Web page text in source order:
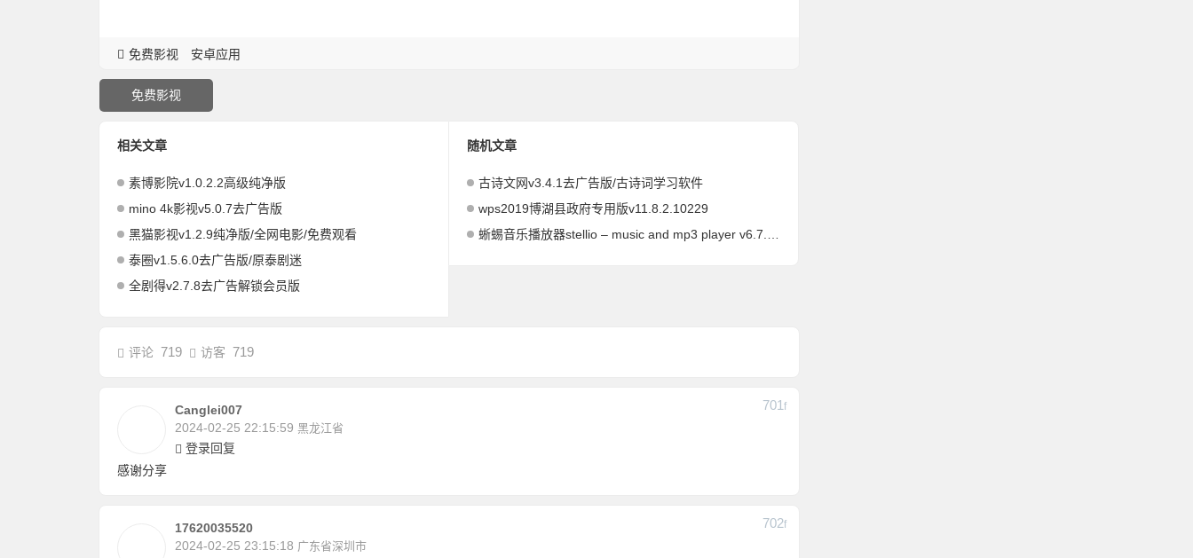
免费影视 安卓应用
免费影视
相关文章
素博影院v1.0.2.2高级纯净版
mino 4k影视v5.0.7去广告版
黑猫影视v1.2.9纯净版/全网电影/免费观看
泰圈v1.5.6.0去广告版/原泰剧迷
全剧得v2.7.8去广告解锁会员版
随机文章
古诗文网v3.4.1去广告版/古诗词学习软件
wps2019博湖县政府专用版v11.8.2.10229
蜥蜴音乐播放器stellio – music and mp3 player v6.7.2 for android高级版
评论 719 访客 719
Canglei007
2024-02-25 22:15:59 黑龙江省
701 F
登录回复
感谢分享
17620035520
2024-02-25 23:15:18 广东省深圳市
702F